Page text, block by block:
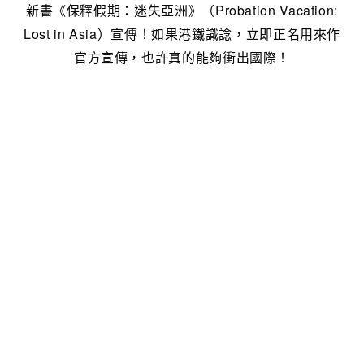
新書《保釋假期：迷失亞洲》（Probation Vacation:
Lost in Asia）宣傳！如果港鐵識諗，立即正名用來作
官方宣傳，也許真的能夠衝出國際！